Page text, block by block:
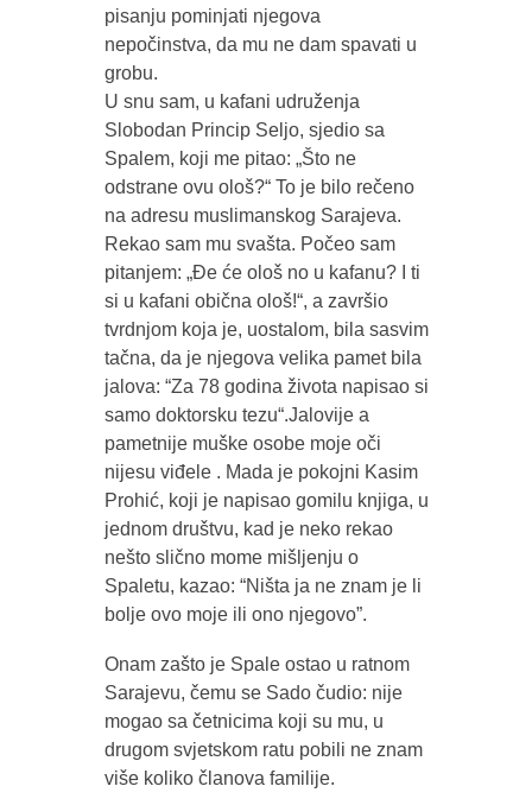
pisanju pominjati njegova
nepočinstva, da mu ne dam spavati u
grobu.
U snu sam, u kafani udruženja
Slobodan Princip Seljo, sjedio sa
Spalem, koji me pitao: „Što ne
odstrane ovu ološ?“ To je bilo rečeno
na adresu muslimanskog Sarajeva.
Rekao sam mu svašta. Počeo sam
pitanjem: „Đe će ološ no u kafanu? I ti
si u kafani obična ološ!“, a završio
tvrdnjom koja je, uostalom, bila sasvim
tačna, da je njegova velika pamet bila
jalova: “Za 78 godina života napisao si
samo doktorsku tezu“.Jalovije a
pametnije muške osobe moje oči
nijesu viđele . Mada je pokojni Kasim
Prohić, koji je napisao gomilu knjiga, u
jednom društvu, kad je neko rekao
nešto slično mome mišljenju o
Spaletu, kazao: “Ništa ja ne znam je li
bolje ovo moje ili ono njegovo”.
Onam zašto je Spale ostao u ratnom
Sarajevu, čemu se Sado čudio: nije
mogao sa četnicima koji su mu, u
drugom svjetskom ratu pobili ne znam
više koliko članova familije.